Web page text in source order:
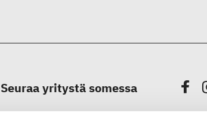
Seuraa yritystä somessa